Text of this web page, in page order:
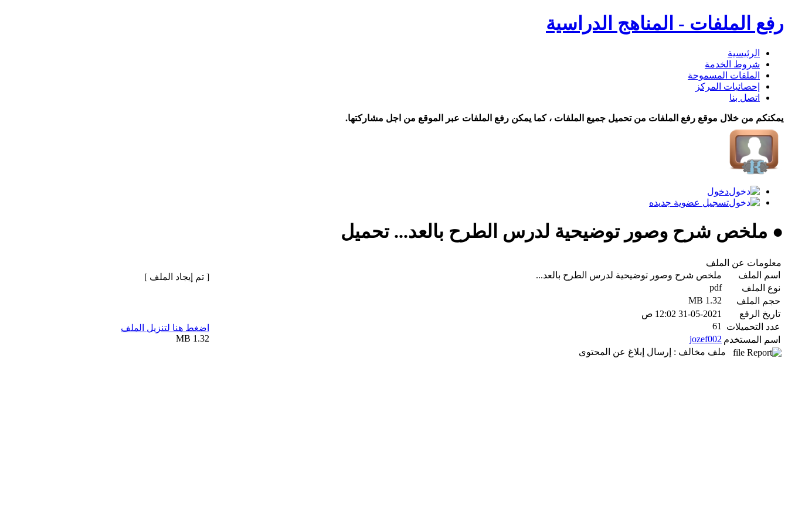
رفع الملفات - المناهج الدراسية
الرئيسية
شروط الخدمة
الملفات المسموحة
إحصائيات المركز
اتصل بنا
يمكنكم من خلال موقع رفع الملفات من تحميل جميع الملفات ، كما يمكن رفع الملفات عبر الموقع من اجل مشاركتها.
دخول
تسجيل عضوية جديده
● ملخص شرح وصور توضيحية لدرس الطرح بالعد... تحميل
معلومات عن الملف
اسم الملف
ملخص شرح وصور توضيحية لدرس الطرح بالعد...
نوع الملف
pdf
حجم الملف
1.32 MB
تاريخ الرفع
31-05-2021 12:02 ص
عدد التحميلات
61
اسم المستخدم jozef002
ملف مخالف : إرسال إبلاغ عن المحتوى
[ تم إيجاد الملف ]
اضغط هنا لتنزيل الملف
1.32 MB